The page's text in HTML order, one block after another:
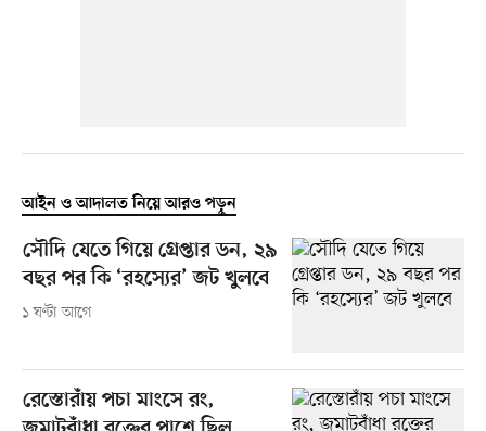
আইন ও আদালত নিয়ে আরও পড়ুন
সৌদি যেতে গিয়ে গ্রেপ্তার ডন, ২৯
বছর পর কি ‘রহস্যের’ জট খুলবে
১ ঘণ্টা আগে
রেস্তোরাঁয় পচা মাংসে রং,